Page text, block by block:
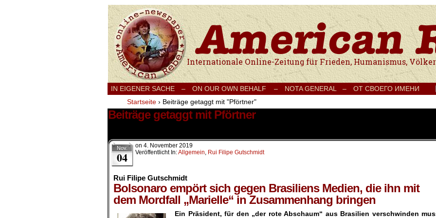
Internationale Onlinezeitung für Frieden, Humanismus, Völkerverständigung und
IN EIGENER SACHE – ON OUR OWN BEHALF – NOTA GENERAL – ОТ СВОЕГО ИМЕНИ
Startseite › Beiträge getaggt mit "Pförtner"
Beiträge getaggt mit Pförtner
Nov.
04
on 4. November 2019
Veröffentlicht In:Allgemein, Rui Filipe Gutschmidt
Rui Filipe Gutschmidt
Bolsonaro empört sich gegen Brasiliens Medien, die ihn mit
dem Mordfall „Marielle“ in Zusammenhang bringen
Ein Präsident, für den „der rote Abschaum“ aus Brasilien verschwinden